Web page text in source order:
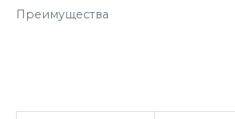
Преимущества